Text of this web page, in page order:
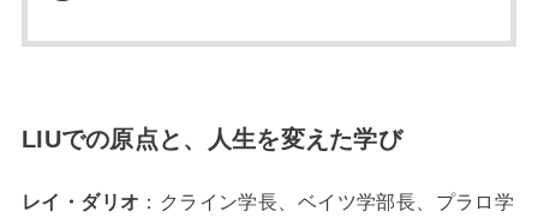
LIUでの原点と、人生を変えた学び
レイ・ダリオ ：クライン学長、ベイツ学部長、プラロ学